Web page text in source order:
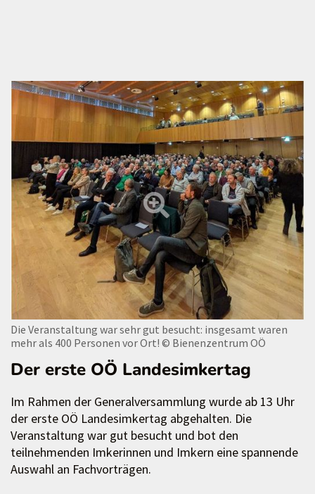
Die Veranstaltung war sehr gut besucht: insgesamt waren
mehr als 400 Personen vor Ort! © Bienenzentrum OÖ
Der erste OÖ Landesimkertag
Im Rahmen der Generalversammlung wurde ab 13 Uhr
der erste OÖ Landesimkertag abgehalten. Die
Veranstaltung war gut besucht und bot den
teilnehmenden Imkerinnen und Imkern eine spannende
Auswahl an Fachvorträgen.